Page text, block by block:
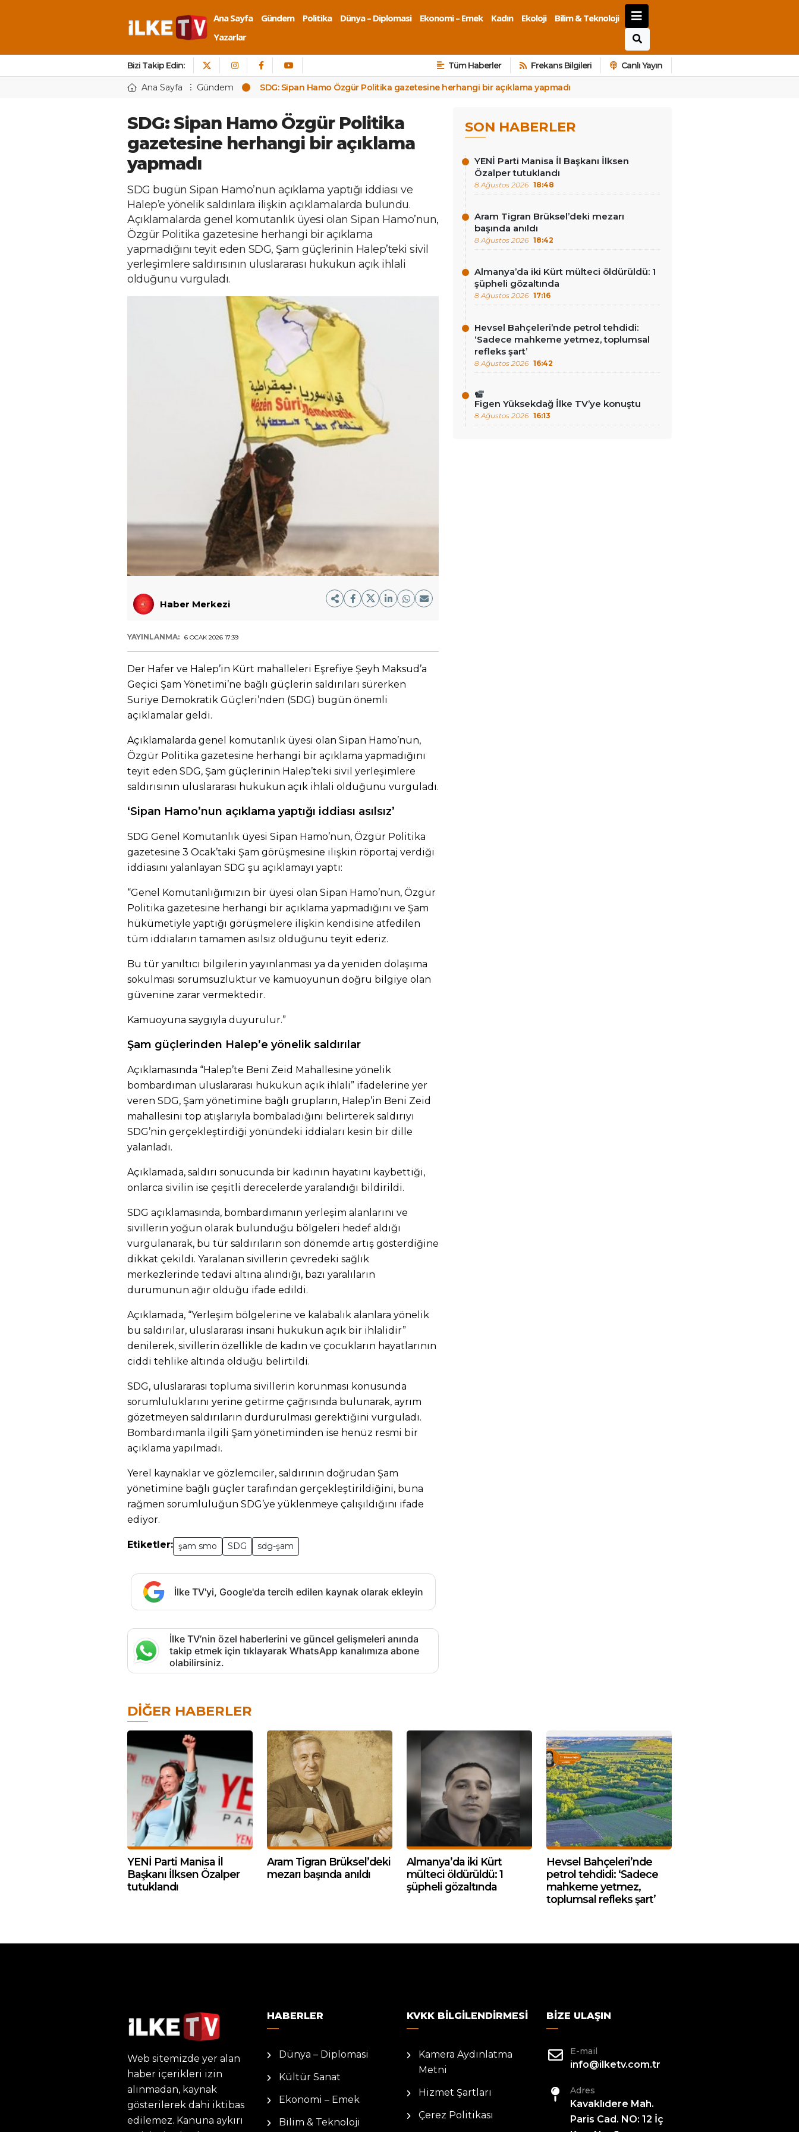
Ana Sayfa Gündem Politika Dünya – Diplomasi Ekonomi – Emek Kadın Ekoloji
Bilim & Teknoloji
Yazarlar
Bizi Takip Edin: Tüm Haberler Frekans Bilgileri Canlı Yayın
Ana Sayfa Gündem SDG: Sipan Hamo Özgür Politika gazetesine herhangi bir açıklama yapmadı
SDG: Sipan Hamo Özgür Politika
gazetesine herhangi bir açıklama
yapmadı
SDG bugün Sipan Hamo’nun açıklama yaptığı iddiası ve
Halep’e yönelik saldırılara ilişkin açıklamalarda bulundu.
Açıklamalarda genel komutanlık üyesi olan Sipan Hamo’nun,
Özgür Politika gazetesine herhangi bir açıklama
yapmadığını teyit eden SDG, Şam güçlerinin Halep’teki sivil
yerleşimlere saldırısının uluslararası hukukun açık ihlali
olduğunu vurguladı.
Haber Merkezi
YAYINLANMA: 6 OCAK 2026 17:39
Der Hafer ve Halep’in Kürt mahalleleri Eşrefiye Şeyh Maksud’a
Geçici Şam Yönetimi’ne bağlı güçlerin saldırıları sürerken
Suriye Demokratik Güçleri’nden (SDG) bugün önemli
açıklamalar geldi.
Açıklamalarda genel komutanlık üyesi olan Sipan Hamo’nun,
Özgür Politika gazetesine herhangi bir açıklama yapmadığını
teyit eden SDG, Şam güçlerinin Halep’teki sivil yerleşimlere
saldırısının uluslararası hukukun açık ihlali olduğunu vurguladı.
‘Sipan Hamo’nun açıklama yaptığı iddiası asılsız’
SDG Genel Komutanlık üyesi Sipan Hamo’nun, Özgür Politika
gazetesine 3 Ocak’taki Şam görüşmesine ilişkin röportaj verdiği
iddiasını yalanlayan SDG şu açıklamayı yaptı:
“Genel Komutanlığımızın bir üyesi olan Sipan Hamo’nun, Özgür
Politika gazetesine herhangi bir açıklama yapmadığını ve Şam
hükümetiyle yaptığı görüşmelere ilişkin kendisine atfedilen
tüm iddiaların tamamen asılsız olduğunu teyit ederiz.
Bu tür yanıltıcı bilgilerin yayınlanması ya da yeniden dolaşıma
sokulması sorumsuzluktur ve kamuoyunun doğru bilgiye olan
güvenine zarar vermektedir.
Kamuoyuna saygıyla duyurulur.”
Şam güçlerinden Halep’e yönelik saldırılar
Açıklamasında “Halep’te Beni Zeid Mahallesine yönelik
bombardıman uluslararası hukukun açık ihlali” ifadelerine yer
veren SDG, Şam yönetimine bağlı grupların, Halep’in Beni Zeid
mahallesini top atışlarıyla bombaladığını belirterek saldırıyı
SDG’nin gerçekleştirdiği yönündeki iddiaları kesin bir dille
yalanladı.
Açıklamada, saldırı sonucunda bir kadının hayatını kaybettiği,
onlarca sivilin ise çeşitli derecelerde yaralandığı bildirildi.
SDG açıklamasında, bombardımanın yerleşim alanlarını ve
sivillerin yoğun olarak bulunduğu bölgeleri hedef aldığı
vurgulanarak, bu tür saldırıların son dönemde artış gösterdiğine
dikkat çekildi. Yaralanan sivillerin çevredeki sağlık
merkezlerinde tedavi altına alındığı, bazı yaralıların
durumunun ağır olduğu ifade edildi.
Açıklamada, “Yerleşim bölgelerine ve kalabalık alanlara yönelik
bu saldırılar, uluslararası insani hukukun açık bir ihlalidir”
denilerek, sivillerin özellikle de kadın ve çocukların hayatlarının
ciddi tehlike altında olduğu belirtildi.
SDG, uluslararası topluma sivillerin korunması konusunda
sorumluluklarını yerine getirme çağrısında bulunarak, ayrım
gözetmeyen saldırıların durdurulması gerektiğini vurguladı.
Bombardımanla ilgili Şam yönetiminden ise henüz resmi bir
açıklama yapılmadı.
Yerel kaynaklar ve gözlemciler, saldırının doğrudan Şam
yönetimine bağlı güçler tarafından gerçekleştirildiğini, buna
rağmen sorumluluğun SDG’ye yüklenmeye çalışıldığını ifade
ediyor.
Etiketler: şam smo SDG sdg-şam
İlke TV'yi, Google'da tercih edilen kaynak olarak ekleyin
İlke TV’nin özel haberlerini ve güncel gelişmeleri anında
takip etmek için tıklayarak WhatsApp kanalımıza abone
olabilirsiniz.
SON HABERLER
YENİ Parti Manisa İl Başkanı İlksen
Özalper tutuklandı
8 Ağustos 2026 18:48
Aram Tigran Brüksel’deki mezarı
başında anıldı
8 Ağustos 2026 18:42
Almanya’da iki Kürt mülteci öldürüldü: 1
şüpheli gözaltında
8 Ağustos 2026 17:16
Hevsel Bahçeleri’nde petrol tehdidi:
‘Sadece mahkeme yetmez, toplumsal
refleks şart’
8 Ağustos 2026 16:42
Figen Yüksekdağ İlke TV’ye konuştu
8 Ağustos 2026 16:13
DIĞER HABERLER
YENİ Parti Manisa İl
Başkanı İlksen Özalper
tutuklandı
Aram Tigran Brüksel’deki
mezarı başında anıldı
Almanya’da iki Kürt
mülteci öldürüldü: 1
şüpheli gözaltında
Hevsel Bahçeleri’nde
petrol tehdidi: ‘Sadece
mahkeme yetmez,
toplumsal refleks şart’
Web sitemizde yer alan
haber içerikleri izin
alınmadan, kaynak
gösterilerek dahi iktibas
edilemez. Kanuna aykırı
HABERLER
Dünya – Diplomasi
Kültür Sanat
Ekonomi – Emek
Bilim & Teknoloji
KVKK BILGILENDIRMESI
Kamera Aydınlatma
Metni
Hizmet Şartları
Çerez Politikası
BIZE ULAŞIN
E-mail
info@ilketv.com.tr
Adres
Kavaklıdere Mah.
Paris Cad. NO: 12 İç